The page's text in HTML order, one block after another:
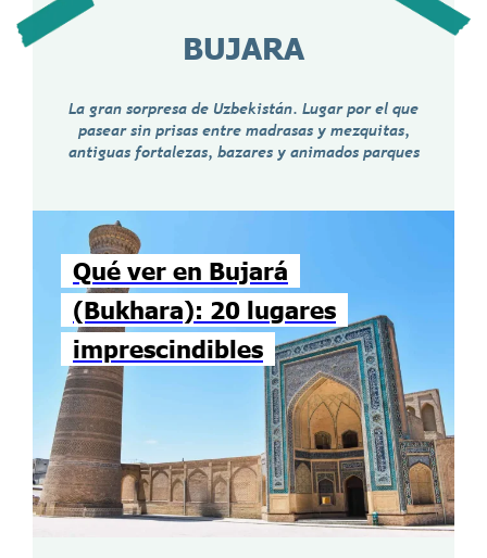
BUJARA
La gran sorpresa de Uzbekistán. Lugar por el que
pasear sin prisas entre madrasas y mezquitas,
antiguas fortalezas, bazares y animados parques
Qué ver en Bujará
(Bukhara): 20 lugares
imprescindibles